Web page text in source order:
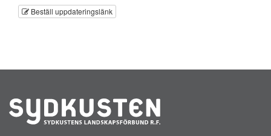
Beställ uppdateringslänk